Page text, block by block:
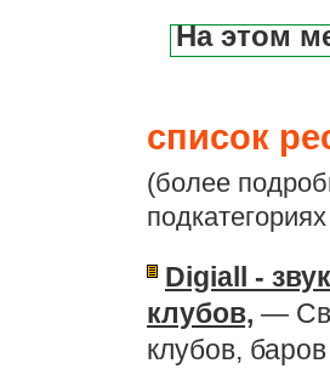
На этом
список
(более
Digiall -
клубов, —
клубов,